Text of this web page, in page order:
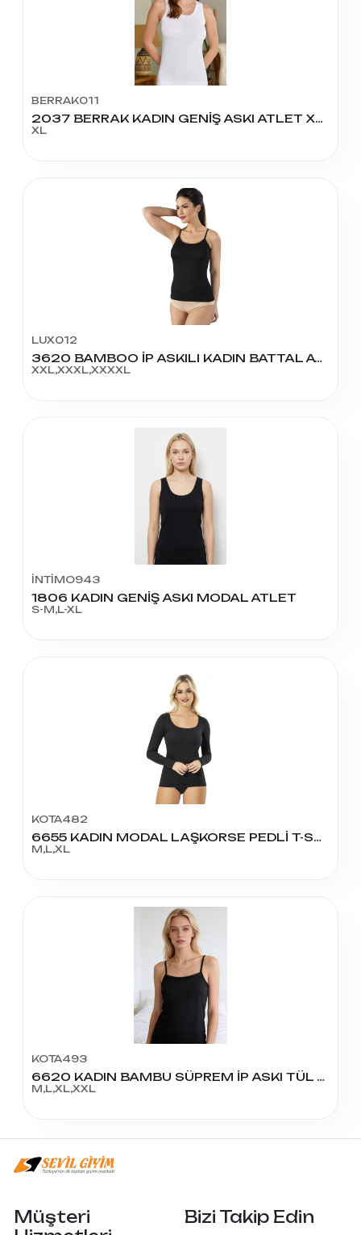
BERRAK011
2037 BERRAK KADIN GENİŞ ASKI ATLET XL BEDEN
XL
LUX012
3620 BAMBOO İP ASKILI KADIN BATTAL ATLET
XXL,XXXL,XXXXL
İNTİMO943
1806 KADIN GENİŞ ASKI MODAL ATLET
S-M,L-XL
KOTA482
6655 KADIN MODAL LAŞKORSE PEDLİ T-SHIRT
M,L,XL
KOTA493
6620 KADIN BAMBU SÜPREM İP ASKI TÜL DETAY ATLET
M,L,XL,XXL
Müşteri
Bizi Takip Edin